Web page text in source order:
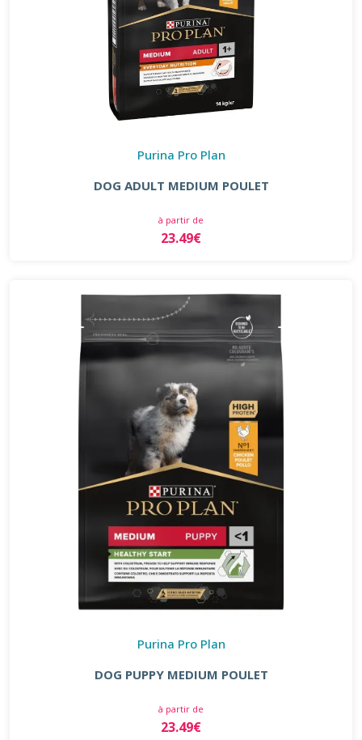
Purina Pro Plan
DOG ADULT MEDIUM POULET
à partir de
23.49€
Purina Pro Plan
DOG PUPPY MEDIUM POULET
à partir de
23.49€